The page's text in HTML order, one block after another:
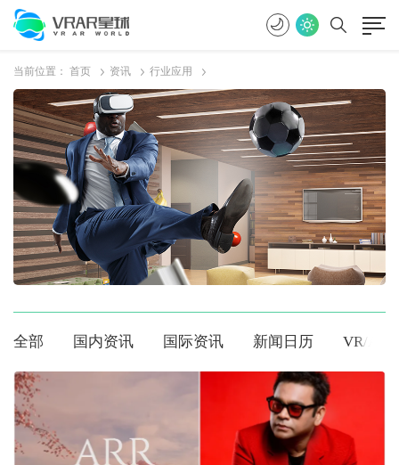
当前位置： 首页 资讯 行业应用
全部 国内资讯 国际资讯 新闻日历 VR/AR